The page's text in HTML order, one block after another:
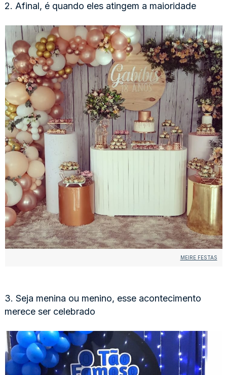
2. Afinal, é quando eles atingem a maioridade
MEIRE FESTAS
3. Seja menina ou menino, esse acontecimento
merece ser celebrado